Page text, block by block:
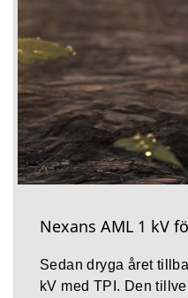
Nexans AML 1 kV
Sedan dryga året
kV med TPI. Den